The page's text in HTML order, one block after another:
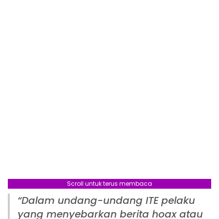
Berita Terkait: Seperti Ini Cara Polisi
Scroll untuk terus membaca
“Dalam undang-undang ITE pelaku
yang menyebarkan berita hoax atau